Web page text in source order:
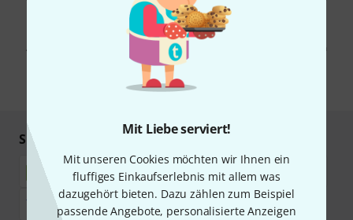
Mit Liebe serviert!
Mit unseren Cookies möchten wir Ihnen ein
fluffiges Einkaufserlebnis mit allem was
dazugehört bieten. Dazu zählen zum Beispiel
passende Angebote, personalisierte Anzeigen
Mit Klick auf „Jetzt anmelden“ stimmen Sie dem Erhalt von E-Mail-
Werbung und einer Messung des E-Mail-Nutzungsverhaltens zu. Die
Abmeldung ist jederzeit möglich. Weitere Informationen finden Sie in
unseren
Datenschutzhinweisen
* Pflichtfeld
Sicher einkaufen & bezahlen